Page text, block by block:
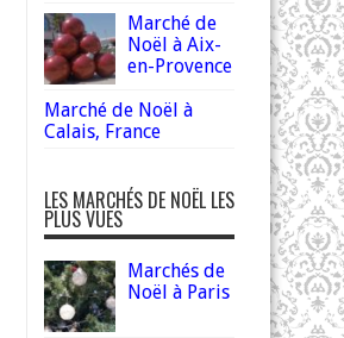
Marché de
Noël à Aix-
en-Provence
Marché de Noël à
Calais, France
LES MARCHÉS DE NOËL LES
PLUS VUES
Marchés de
Noël à Paris